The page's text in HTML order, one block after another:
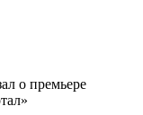
о премьере